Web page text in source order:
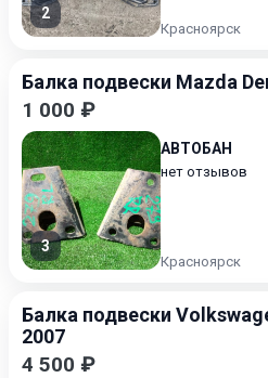
2
Красноярск
Балка подвески Mazda
1 000 ₽
3
АВТОБАН
нет отзывов
Красноярск
Балка подвески
2007
4 500 ₽